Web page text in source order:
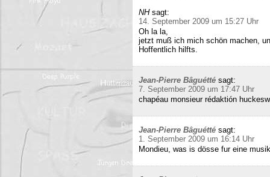
NH sagt:
14. September 2009 um 15:27 Uhr
Oh la la,
jetzt muß ich mich schön machen,
Hoffentlich hilfts.
Jean-Pierre Bâguétté sagt:
7. September 2009 um 17:47 Uhr
chapéau monsieur rédaktión
Jean-Pierre Bâguétté sagt:
1. September 2009 um 16:14 Uhr
Mondieu, was is dösse fur eine